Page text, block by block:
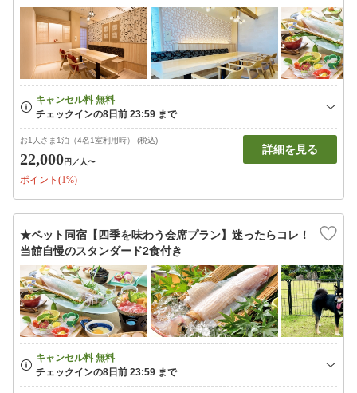
お1人さま1泊（4名1室利用時） (税込)
22,000円 ／人〜
ポイント(1%)
詳細を見る
★ペット同宿【四季を味わう会席プラン】迷ったらコレ！
当館自慢のスタンダード2食付き